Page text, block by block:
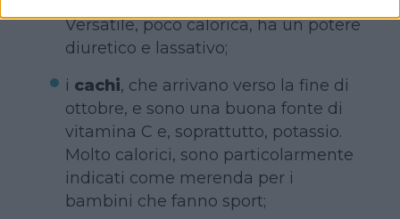
Versatile, poco calorica, ha un potere
diuretico e lassativo;
i cachi, che arrivano verso la fine di
ottobre, e sono una buona fonte di
vitamina C e, soprattutto, potassio.
Molto calorici, sono particolarmente
indicati come merenda per i
bambini che fanno sport;